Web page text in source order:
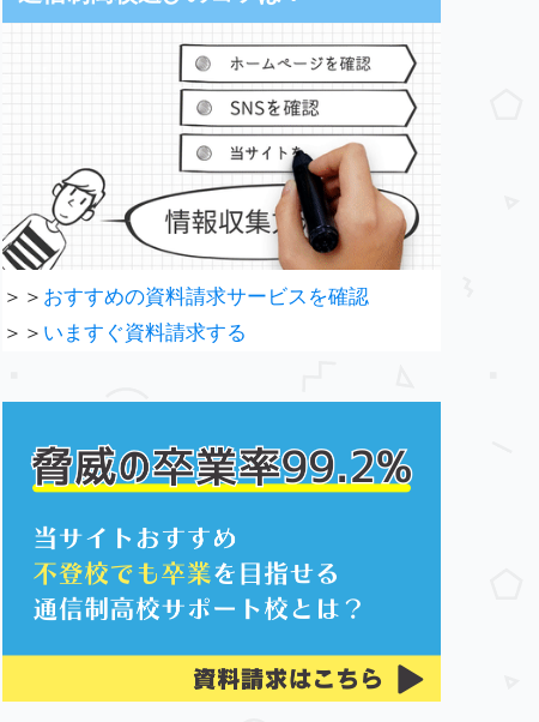
＞＞ おすすめの資料請求サービスを確認
＞＞ いますぐ資料請求する